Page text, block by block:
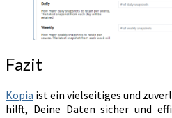
Fazit
Kopia ist ein vielseitiges und
hilft, Deine Daten sicher und